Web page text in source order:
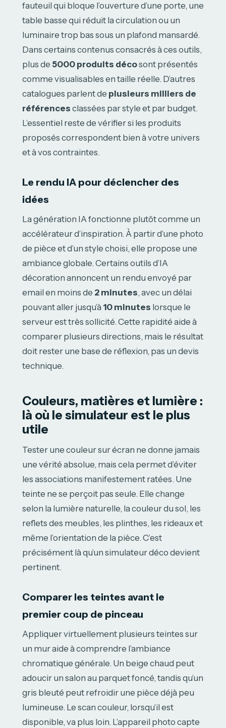
fauteuil qui bloque l’ouverture d’une porte, une
table basse qui réduit la circulation ou un
luminaire trop bas sous un plafond mansardé.
Dans certains contenus consacrés à ces outils,
plus de 5000 produits décosont présentés
comme visualisables en taille réelle. D’autres
catalogues parlent de plusieurs milliers de
références classées par style et par budget.
L’essentiel reste de vérifier si les produits
proposés correspondent bien à votre univers
et à vos contraintes.
Le rendu IA pour déclencher des
idées
La génération IA fonctionne plutôt comme un
accélérateur d’inspiration. À partir d’une photo
de pièce et d’un style choisi, elle propose une
ambiance globale. Certains outils d’IA
décoration annoncent un rendu envoyé par
email en moins de 2 minutes, avec un délai
pouvant aller jusqu’à 10 minutes lorsque le
serveur est très sollicité. Cette rapidité aide à
comparer plusieurs directions, mais le résultat
doit rester une base de réflexion, pas un devis
technique.
Couleurs, matières et lumière :
là où le simulateur est le plus
utile
Tester une couleur sur écran ne donne jamais
une vérité absolue, mais cela permet d’éviter
les associations manifestement ratées. Une
teinte ne se perçoit pas seule. Elle change
selon la lumière naturelle, la couleur du sol, les
reflets des meubles, les plinthes, les rideaux et
même l’orientation de la pièce. C’est
précisément là qu’un simulateur déco devient
pertinent.
Comparer les teintes avant le
premier coup de pinceau
Appliquer virtuellement plusieurs teintes sur
un mur aide à comprendre l’ambiance
chromatique générale. Un beige chaud peut
adoucir un salon au parquet foncé, tandis qu’un
gris bleuté peut refroidir une pièce déjà peu
lumineuse. Le scan couleur, lorsqu’il est
disponible, va plus loin. L’appareil photo capte